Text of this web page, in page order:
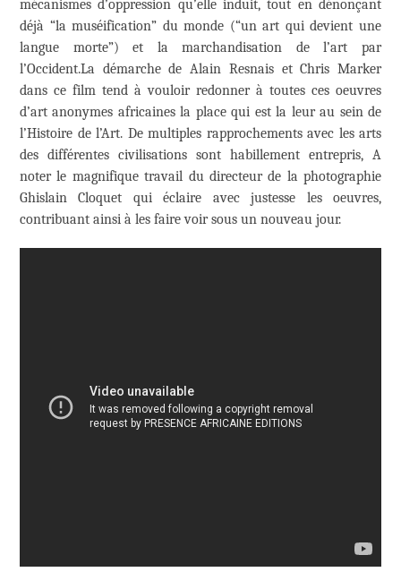
mécanismes d’oppression qu’elle induit, tout en dénonçant
déjà “la muséification” du monde (“un art qui devient une
langue morte”) et la marchandisation de l’art par
l’Occident.La démarche de Alain Resnais et Chris Marker
dans ce film tend à vouloir redonner à toutes ces oeuvres
d’art anonymes africaines la place qui est la leur au sein de
l’Histoire de l’Art. De multiples rapprochements avec les arts
des différentes civilisations sont habillement entrepris, A
noter le magnifique travail du directeur de la photographie
Ghislain Cloquet qui éclaire avec justesse les oeuvres,
contribuant ainsi à les faire voir sous un nouveau jour.